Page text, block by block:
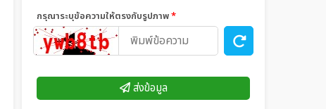
กรุณาระบุข้อความให้ตรงกับรูปภาพ*
ส่งข้อมูล